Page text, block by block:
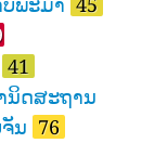
41
ນິດສະຖານ
ນ 76